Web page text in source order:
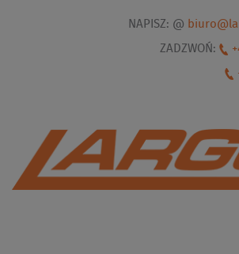
NAPISZ: @
ZADZWOŃ: